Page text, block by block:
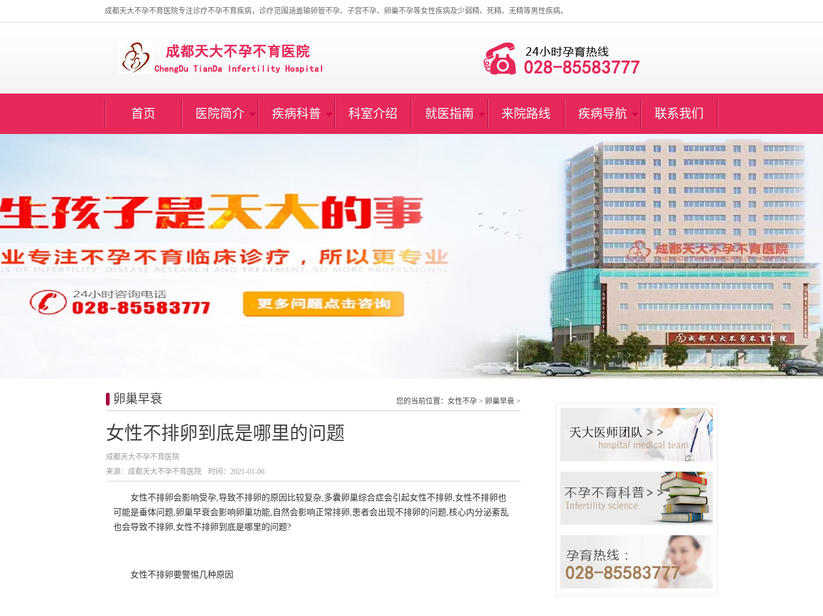
成都天大不孕不育医院专注诊疗不孕不育疾病，诊疗范围涵盖输卵管不孕、子宫不孕、卵巢不孕等女性疾病及少弱精、死精、无精等男性疾病。
首页 医院简介 疾病科普 科室介绍 就医指南 来院路线 疾病导航 联系我们
卵巢早衰 您的当前位置： 女性不孕> 卵巢早衰>
女性不排卵到底是哪里的问题
成都天大不孕不育医院
来源：成都天大不孕不育医院
时间：2021-01-06
女性不排卵会影响受孕,导致不排卵的原因比较复杂,多囊卵巢综合症会引起女性不排卵,女性不排卵也
可能是垂体问题,卵巢早衰会影响卵巢功能,自然会影响正常排卵,患者会出现不排卵的问题,核心内分泌紊乱
也会导致不排卵,女性不排卵到底是哪里的问题?
女性不排卵要警惕几种原因